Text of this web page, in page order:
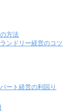
方法
ンドリー経営のコツ
ート経営の利回り